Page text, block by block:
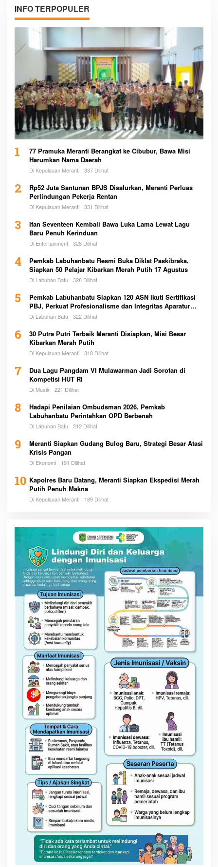
INFO TERPOPULER
1
77 Pramuka Meranti Berangkat ke Cibubur, Bawa Misi
Harumkan Nama Daerah
Di Kepulauan Meranti 337 Dilihat
2
Rp52 Juta Santunan BPJS Disalurkan, Meranti Perluas
Perlindungan Pekerja Rentan
Di Kepulauan Meranti 331 Dilihat
3
Ifan Seventeen Kembali Bawa Luka Lama Lewat Lagu
Baru Penuh Kerinduan
Di Entertainment 328 Dilihat
4
Pemkab Labuhanbatu Resmi Buka Diklat Paskibraka,
Siapkan 50 Pelajar Kibarkan Merah Putih 17 Agustus
Di Labuhan Batu 328 Dilihat
5
Pemkab Labuhanbatu Siapkan 120 ASN Ikuti Sertifikasi
PBJ, Perkuat Profesionalisme dan Integritas Aparatur
Pemerintah
Di Labuhan Batu 322 Dilihat
6
30 Putra Putri Terbaik Meranti Disiapkan, Misi Besar
Kibarkan Merah Putih
Di Kepulauan Meranti 318 Dilihat
7
Dua Lagu Pangdam VI Mulawarman Jadi Sorotan di
Kompetisi HUT RI
Di Musik 221 Dilihat
8
Hadapi Penilaian Ombudsman 2026, Pemkab
Labuhanbatu Perintahkan OPD Berbenah
Di Labuhan Batu 212 Dilihat
9
Meranti Siapkan Gudang Bulog Baru, Strategi Besar Atasi
Krisis Pangan
Di Ekonomi 191 Dilihat
10 Kapolres Baru Datang, Meranti Siapkan Ekspedisi Merah
Putih Penuh Makna
Di Kepulauan Meranti 189 Dilihat